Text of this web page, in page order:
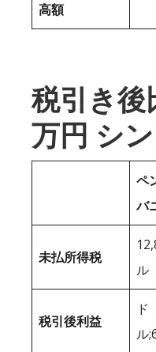
高額
税引き後
万円 シ
ペ
バ
未払所得税
ル
税引後利益
ド
ル